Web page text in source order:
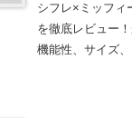
シフレ×ミッフィ
を徹底レビュー
機能性、サイズ
しく紹介。子ど